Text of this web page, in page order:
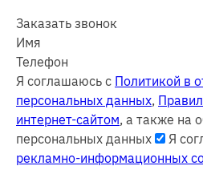
Заказать звонок
Имя
Телефон
Я соглашаюсь с Политикой в
персональных данных,
интернет-сайтом, а также на
персональных данных
Я
рекламно-информационных